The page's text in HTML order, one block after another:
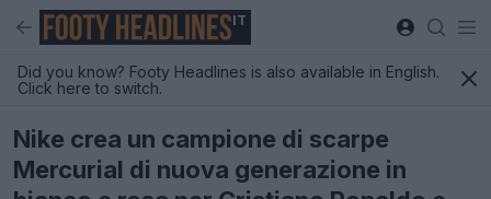
IT
Did you know? Footy Headlines is also available in English.
Click here to switch.
Nike crea un campione di scarpe
Mercurial di nuova generazione in